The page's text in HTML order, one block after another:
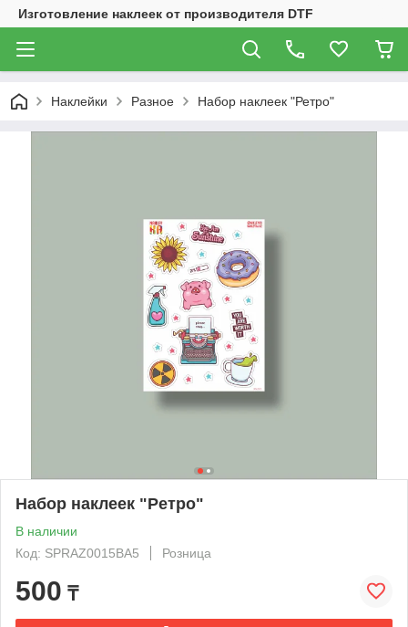
Изготовление наклеек от производителя DTF
Наклейки Разное Набор наклеек "Ретро"
Набор наклеек "Ретро"
В наличии
Код: SPRAZ0015BA5
Розница
500 ₸